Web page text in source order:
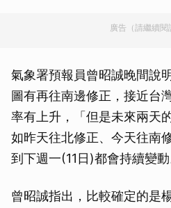
廣告（請繼續閱
氣象署預報員曾昭誠晚間說
圖有再往南邊修正，接近台
率有上升，「但是未來兩天
如昨天往北修正、今天往南
到下週一(11日)都會持續變動
曾昭誠指出，比較確定的是